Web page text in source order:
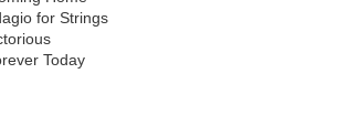
for Strings
Today